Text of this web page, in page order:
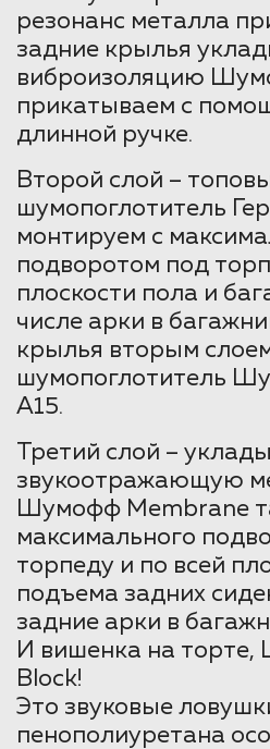
резонанс металла
задние крылья
виброизоляцию
прикатываем с
длинной ручке.
Второй слой –
шумопоглотитель
монтируем с
подворотом под
плоскости пола и
числе арки в
крылья вторым
шумопоглотитель
А15.
Третий слой –
звукоотражающую
Шумофф Membrane
максимального
торпеду и по всей
подъема задних
задние арки в
И вишенка на
Block!
Это звуковые
пенополиуретана